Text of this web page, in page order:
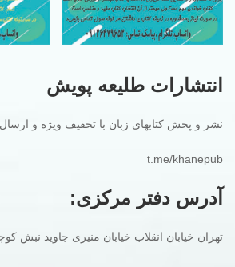
انتشارات طلیعه پویش
نشر و پخش کتابهای زبان با تخفیف ویژه و ارسال
t.me/khanepub
آدرس دفتر مرکزی:
تهران خیابان انقلاب خیابان منیری جاوید نبش کوچه